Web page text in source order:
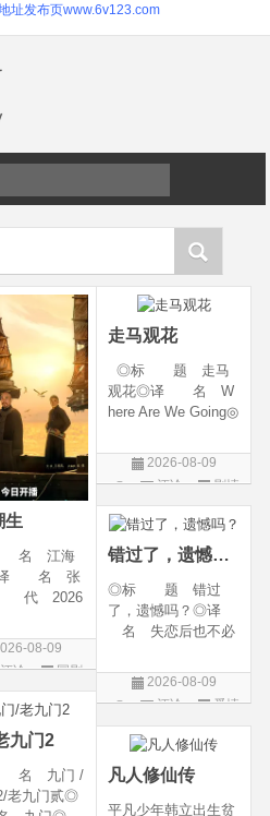
址发布页www.6v123.com
生
江海
译 名 张
代 2026
别 传记
/ 古装◎语
2026-07-
大陆)◎
08-09
评论
国剧
走马观花
◎标 题 走马
观花◎译 名 W
here Are We Going◎
产 地 中国大陆
◎类 别 剧情◎
话◎上映日期 2026
-06-12(中国大陆)◎
2026-08-09
评论
剧情
片
错过了，遗憾吗？
◎标 题 错过
了，遗憾吗？◎译
名 失恋后也不必
rself◎年 代 20
26◎产 地 中国
剧 / 爱情◎语
言 汉语普通话◎上
映
2026-08-09
评论
爱情
片
九门2
九门 /
老九门贰◎
凡人修仙传
平凡少年韩立出生贫